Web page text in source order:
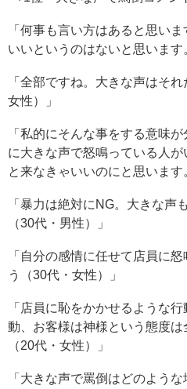
「何事も言い方はあると思い
いいというのはないと思います
「全部ですね。大きな声はそ
女性）」
「私的にそんな事をする意味
に大きな声で怒鳴っている人
と来なきゃいいのにと思います
「暴力は絶対にNG。大きな声
（30代・男性）」
「自分の感情に任せて店員に
う（30代・女性）」
「店員に恥をかかせるような
動、お客様は神様という態度は
（20代・女性）」
「大きな声で罵倒はどのよう